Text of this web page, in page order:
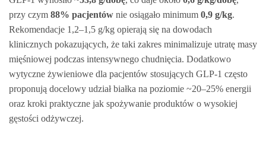
przy czym 88% pacjentów nie osiągało minimum 0,9 g/kg.
Rekomendacje 1,2–1,5 g/kg opierają się na dowodach
klinicznych pokazujących, że taki zakres minimalizuje utratę masy
mięśniowej podczas intensywnego chudnięcia. Dodatkowo
wytyczne żywieniowe dla pacjentów stosujących GLP‑1 często
proponują docelowy udział białka na poziomie ~20–25% energii
oraz kroki praktyczne jak spożywanie produktów o wysokiej
gęstości odżywczej.